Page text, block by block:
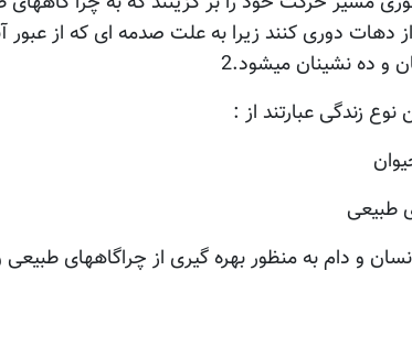
دهات دوری کنند زیرا به علت صدمه ای که از عبور
و ده نشینان میشود.2
زندگی عبارتند از :
و دام به منظور بهره گیری از چراگاههای طبیعی